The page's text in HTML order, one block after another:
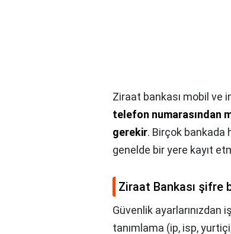
Ziraat bankası mobil ve
telefon numarasından
gerekir. Birçok bankada
genelde bir yere kayıt
Ziraat Bankası şifre
Güvenlik ayarlarınızdan
tanımlama (ip, isp,